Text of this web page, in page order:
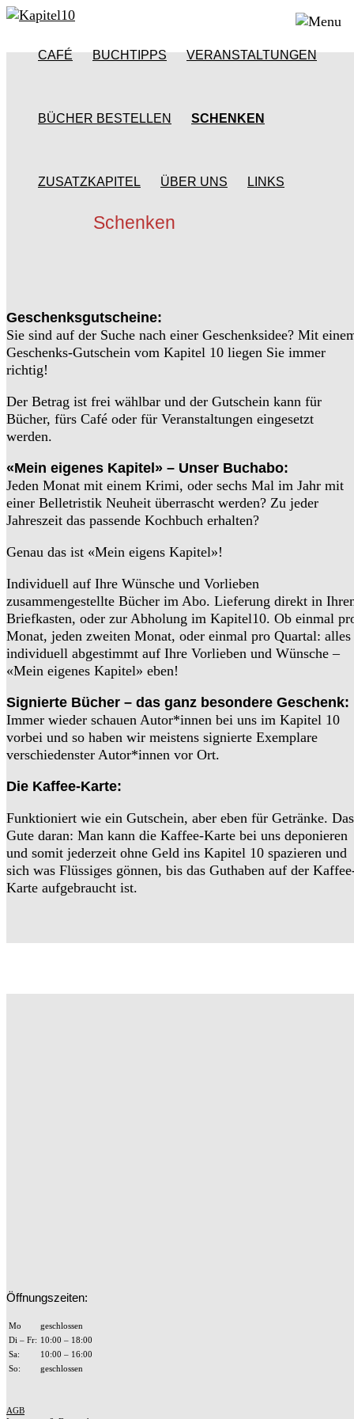
CAFÉ BUCHTIPPS VERANSTALTUNGEN
BÜCHER BESTELLEN SCHENKEN
ZUSATZKAPITEL ÜBER UNS LINKS
Schenken
Geschenksgutscheine:
Sie sind auf der Suche nach einer Geschenksidee? Mit
Geschenks-Gutschein vom Kapitel 10 liegen Sie immer
richtig!
Der Betrag ist frei wählbar und der Gutschein kann für
Bücher, fürs Café oder für Veranstaltungen eingesetzt
werden.
«Mein eigenes Kapitel» – Unser Buchabo:
Jeden Monat mit einem Krimi, oder sechs Mal im Jahr mit
einer Belletristik Neuheit überrascht werden? Zu jeder
Jahreszeit das passende Kochbuch erhalten?
Genau das ist «Mein eigens Kapitel»!
Individuell auf Ihre Wünsche und Vorlieben
zusammengestellte Bücher im Abo. Lieferung direkt in
Briefkasten, oder zur Abholung im Kapitel10. Ob einmal
Monat, jeden zweiten Monat, oder einmal pro Quartal: alles
individuell abgestimmt auf Ihre Vorlieben und Wünsche –
«Mein eigenes Kapitel» eben!
Signierte Bücher – das ganz besondere Geschenk:
Immer wieder schauen Autor*innen bei uns im Kapitel 10
vorbei und so haben wir meistens signierte Exemplare
verschiedenster Autor*innen vor Ort.
Die Kaffee-Karte:
Funktioniert wie ein Gutschein, aber eben für Getränke. Das
Gute daran: Man kann die Kaffee-Karte bei uns deponieren
und somit jederzeit ohne Geld ins Kapitel 10 spazieren und
sich was Flüssiges gönnen, bis das Guthaben auf der
Karte aufgebraucht ist.
Öffnungszeiten:
Mo
geschlossen
Di – Fr: 10:00 – 18:00
Sa:
10:00 – 16:00
So:
geschlossen
AGB